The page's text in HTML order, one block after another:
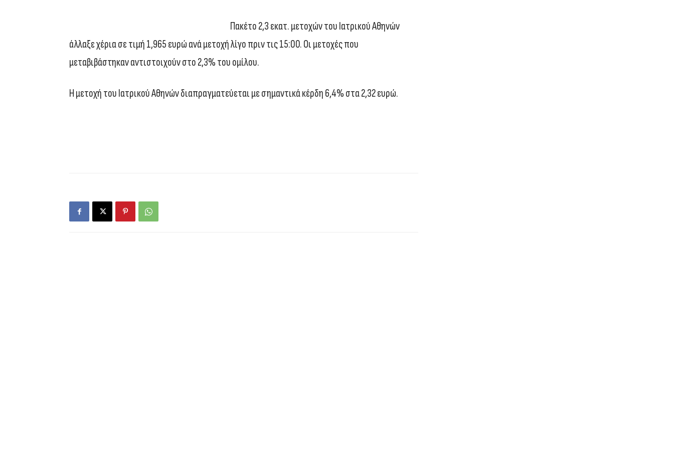
Πακέτο 2,3 εκατ. μετοχών του Ιατρικού Αθηνών
άλλαξε χέρια σε τιμή 1,965 ευρώ ανά μετοχή λίγο πριν τις 15:00. Οι μετοχές που
μεταβιβάστηκαν αντιστοιχούν στο 2,3% του ομίλου.
Η μετοχή του Ιατρικού Αθηνών διαπραγματεύεται με σημαντικά κέρδη 6,4% στα 2,32 ευρώ.